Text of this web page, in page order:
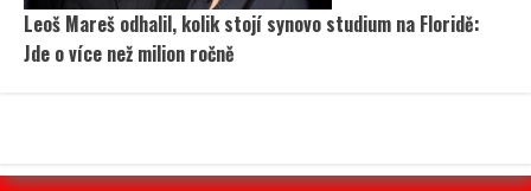
Leoš Mareš odhalil, kolik stojí synovo studium na Floridě:
Jde o více než milion ročně